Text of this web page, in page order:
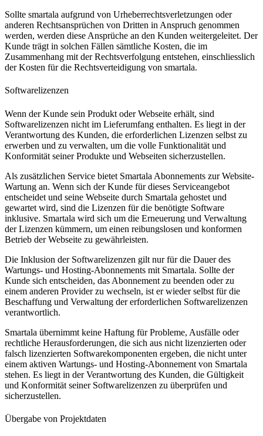
Sollte smartala aufgrund von Urheberrechtsverletzungen oder
anderen Rechtsansprüchen von Dritten in Anspruch genommen
werden, werden diese Ansprüche an den Kunden weitergeleitet. Der
Kunde trägt in solchen Fällen sämtliche Kosten, die im
Zusammenhang mit der Rechtsverfolgung entstehen, einschliesslich
der Kosten für die Rechtsverteidigung von smartala.
Softwarelizenzen
Wenn der Kunde sein Produkt oder Webseite erhält, sind
Softwarelizenzen nicht im Lieferumfang enthalten. Es liegt in der
Verantwortung des Kunden, die erforderlichen Lizenzen selbst zu
erwerben und zu verwalten, um die volle Funktionalität und
Konformität seiner Produkte und Webseiten sicherzustellen.
Als zusätzlichen Service bietet Smartala Abonnements zur Website-
Wartung an. Wenn sich der Kunde für dieses Serviceangebot
entscheidet und seine Webseite durch Smartala gehostet und
gewartet wird, sind die Lizenzen für die benötigte Software
inklusive. Smartala wird sich um die Erneuerung und Verwaltung
der Lizenzen kümmern, um einen reibungslosen und konformen
Betrieb der Webseite zu gewährleisten.
Die Inklusion der Softwarelizenzen gilt nur für die Dauer des
Wartungs- und Hosting-Abonnements mit Smartala. Sollte der
Kunde sich entscheiden, das Abonnement zu beenden oder zu
einem anderen Provider zu wechseln, ist er wieder selbst für die
Beschaffung und Verwaltung der erforderlichen Softwarelizenzen
verantwortlich.
Smartala übernimmt keine Haftung für Probleme, Ausfälle oder
rechtliche Herausforderungen, die sich aus nicht lizenzierten oder
falsch lizenzierten Softwarekomponenten ergeben, die nicht unter
einem aktiven Wartungs- und Hosting-Abonnement von Smartala
stehen. Es liegt in der Verantwortung des Kunden, die Gültigkeit
und Konformität seiner Softwarelizenzen zu überprüfen und
sicherzustellen.
Übergabe von Projektdaten